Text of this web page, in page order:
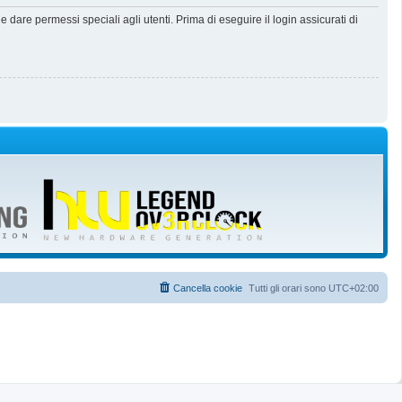
dare permessi speciali agli utenti. Prima di eseguire il login assicurati di
Tutti gli orari sono UTC+02:00
Cancella cookie